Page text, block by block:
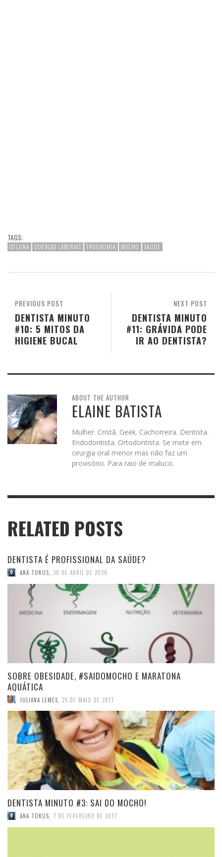
TAGS:
COLUNA DOENÇAS LABORAIS ERGONOMIA MOCHO SAÚDE
NEXT POST
DENTISTA MINUTO
#11: GRÁVIDA PODE
IR AO DENTISTA?
PREVIOUS POST
DENTISTA MINUTO
#10: 5 MITOS DA
HIGIENE BUCAL
ABOUT THE AUTHOR
ELAINE BATISTA
Mulher. Cristã. Geek. Cachorreira. Dentista.
Endodontista. Ortodontista. Se mete em
cirurgia oral menor mas não faz um
provisório. Para raio de maluco.
RELATED POSTS
DENTISTA É PROFISSIONAL DA SAÚDE?
ANA TOKUS 30 DE ABRIL DE 2020
SOBRE OBESIDADE, #SAIDOMOCHO E MARATONA
AQUÁTICA
JULIANA LEMES 25 DE MAIO DE 2017
DENTISTA MINUTO #3: SAI DO MOCHO!
ANA TOKUS 7 DE FEVEREIRO DE 2017